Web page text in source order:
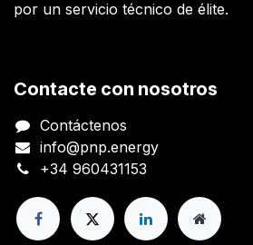
por un servicio técnico de élite.
Contacte con nosotros
Contáctenos
info@pnp.energy
+34 960431153